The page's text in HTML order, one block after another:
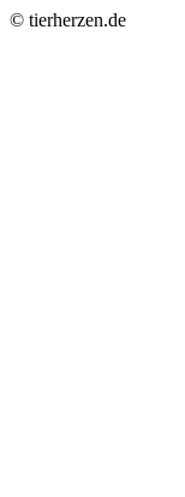
© tierherzen.de